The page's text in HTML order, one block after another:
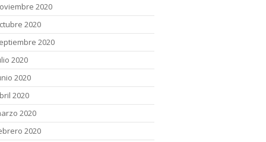
2020
2020
2020
2020
2020
2020
2020
2020